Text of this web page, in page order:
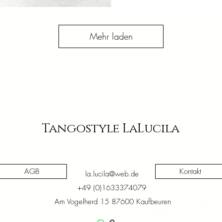
Mehr laden
Tangostyle LaLucila
Kontakt
la.lucila@web.de
AGB
+49 (0)1633374079
Am Vogelherd 15 87600 Kaufbeuren